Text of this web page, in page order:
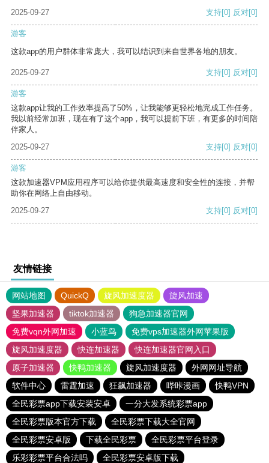
2025-09-27 支持[0] 反对[0]
游客
这款app的用户群体非常庞大，我可以结识到来自世界各地的朋友。
2025-09-27 支持[0] 反对[0]
游客
这款app让我的工作效率提高了50%，让我能够更轻松地完成工作任务。
我以前经常加班，现在有了这个app，我可以提前下班，有更多的时间陪
伴家人。
2025-09-27
支持[0] 反对[0]
游客
这款加速器VPM应用程序可以给你提供最高速度和安全性的连接，并帮
助你在网络上自由移动。
2025-09-27
支持[0] 反对[0]
友情链接
网站地图 QuickQ 旋风加速度器
旋风加速
坚果加速器
tiktok加速器
狗急加速器官网
免费vqn外网加速
小蓝鸟
免费vps加速器外网苹果版
旋风加速度器
快连加速器
快连加速器官网入口
原子加速器
快鸭加速器 旋风加速度器
外网网址导航
软件中心
雷霆加速 狂飙加速器 哔咔漫画
快鸭VPN
全民彩票app下载安装安卓
一分大发系统彩票app
全民彩票版本官方下载
全民彩票下载大全官网
全民彩票安卓版
下载全民彩票
全民彩票平台登录
乐彩彩票平台合法吗
全民彩票安卓版下载